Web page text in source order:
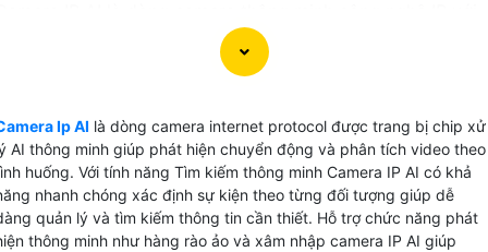
chức năng vượt trội. Đáng quan tâm hơn camera này
trợ chức năng phát hiện thông minh IVS giúp phân biệt
lý tưởng cho việc giám sát và an ninh
đảm bảo
an
cho không gian của bạn.
Ip AI là dòng camera internet protocol được trang bị chip xử
AI thông minh giúp phát hiện chuyển động và phân tích video theo
huống. Với tính năng Tìm kiếm thông minh Camera IP AI có khả
nhanh chóng xác định sự kiện theo từng đối tượng giúp dễ
quản lý và tìm kiếm thông tin cần thiết. Hỗ trợ chức năng phát
thông minh như hàng rào ảo và xâm nhập camera IP AI giúp